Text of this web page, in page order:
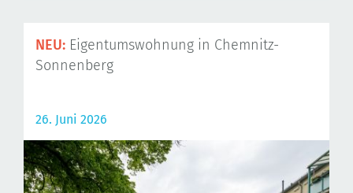
NEU: Eigentumswohnung in Chemnitz-
Sonnenberg
26. Juni 2026